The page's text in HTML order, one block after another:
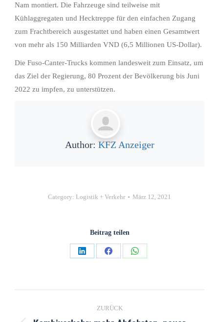
Nam montiert. Die Fahrzeuge sind teilweise mit
Kühlaggregaten und Hecktreppe für den einfachen Zugang
zum Frachtbereich ausgestattet und haben einen Gesamtwert
von mehr als 150 Milliarden VND (6,5 Millionen US-Dollar).
Die Fuso-Canter-Trucks kommen landesweit zum Einsatz, um
das Ziel der Regierung, 80 Prozent der Bevölkerung bis Juni
2022 zu impfen, zu unterstützen.
Author: KFZ Anzeiger
Category: Logistik + Verkehr März 12, 2021
Beitrag teilen
ZURÜCK